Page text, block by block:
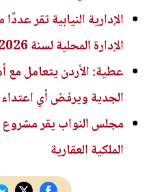
الإدارية النيابية تقر
الإدارة المحلية لسنة 2026
عطية: الأردن يتعامل مع
الجدية ويرفض أي
مجلس النواب يقر مشروع
الملكية العقارية